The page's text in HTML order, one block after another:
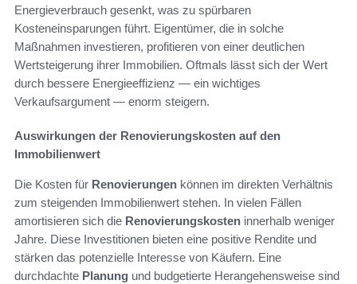
Energieverbrauch gesenkt, was zu spürbaren
Kosteneinsparungen führt. Eigentümer, die in solche
Maßnahmen investieren, profitieren von einer deutlichen
Wertsteigerung ihrer Immobilien. Oftmals lässt sich der Wert
durch bessere Energieeffizienz — ein wichtiges
Verkaufsargument — enorm steigern.
Auswirkungen der Renovierungskosten auf den
Immobilienwert
Die Kosten für Renovierungen können im direkten Verhältnis
zum steigenden Immobilienwert stehen. In vielen Fällen
amortisieren sich die Renovierungskosten innerhalb weniger
Jahre. Diese Investitionen bieten eine positive Rendite und
stärken das potenzielle Interesse von Käufern. Eine
durchdachte Planung und budgetierte Herangehensweise sind